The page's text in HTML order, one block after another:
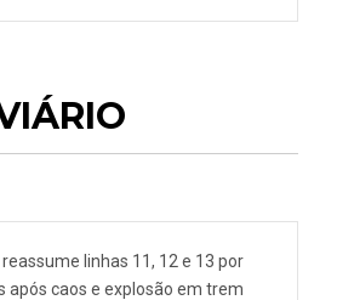
reassume linhas 11, 12 e 13 por
após caos e explosão em trem